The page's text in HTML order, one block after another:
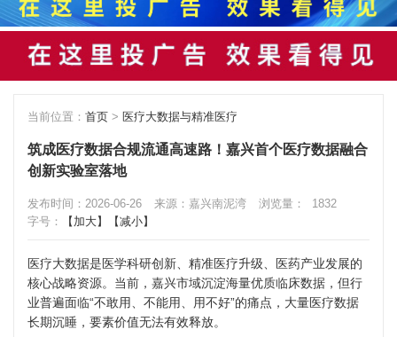
当前位置： 首页 > 医疗大数据与精准医疗
筑成医疗数据合规流通高速路！嘉兴首个医疗数据融合
创新实验室落地
发布时间：2026-06-26 来源：嘉兴南泥湾 浏览量：
1832
字号：
【加大】 【减小】
医疗大数据是医学科研创新、精准医疗升级、医药产业发展的
核心战略资源。当前，嘉兴市域沉淀海量优质临床数据，但行
业普遍面临“不敢用、不能用、用不好”的痛点，大量医疗数据
长期沉睡，要素价值无法有效释放。